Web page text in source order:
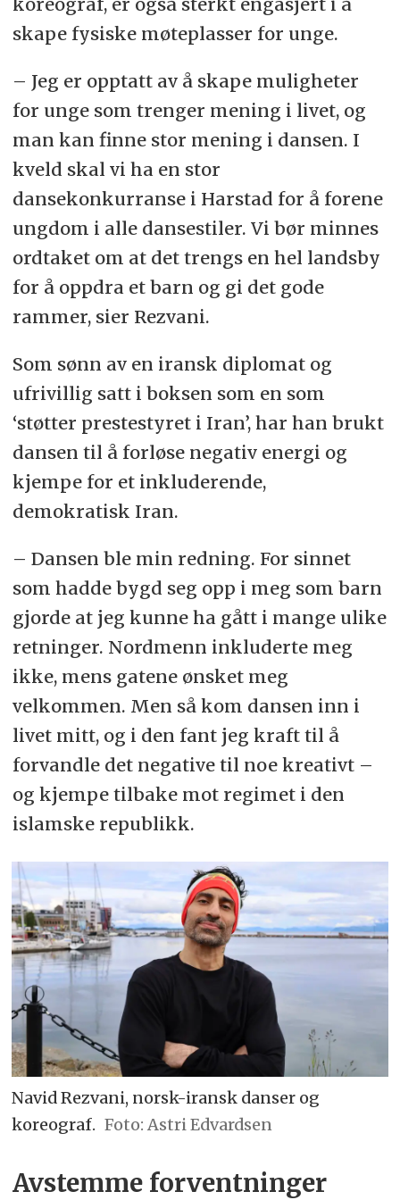
skape fysiske møteplasser for unge.
– Jeg er opptatt av å skape muligheter
for unge som trenger mening i livet, og
man kan finne stor mening i dansen. I
kveld skal vi ha en stor
dansekonkurranse i Harstad for å forene
ungdom i alle dansestiler. Vi bør minnes
ordtaket om at det trengs en hel landsby
for å oppdra et barn og gi det gode
rammer, sier Rezvani.
Som sønn av en iransk diplomat og
ufrivillig satt i boksen som en som
‘støtter prestestyret i Iran’, har han brukt
dansen til å forløse negativ energi og
kjempe for et inkluderende,
demokratisk Iran.
– Dansen ble min redning. For sinnet
som hadde bygd seg opp i meg som barn
gjorde at jeg kunne ha gått i mange ulike
retninger. Nordmenn inkluderte meg
ikke, mens gatene ønsket meg
velkommen. Men så kom dansen inn i
livet mitt, og i den fant jeg kraft til å
forvandle det negative til noe kreativt –
og kjempe tilbake mot regimet i den
islamske republikk.
Navid Rezvani, norsk-iransk danser og
koreograf.
Astri Edvardsen
Avstemme forventninger